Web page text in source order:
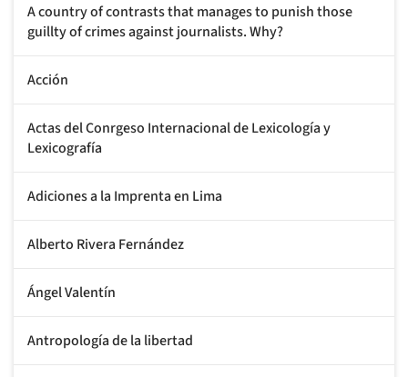
A country of contrasts that manages to punish those
guillty of crimes against journalists. Why?
Acción
Actas del Conrgeso Internacional de Lexicología y
Lexicografía
Adiciones a la Imprenta en Lima
Alberto Rivera Fernández
Ángel Valentín
Antropología de la libertad